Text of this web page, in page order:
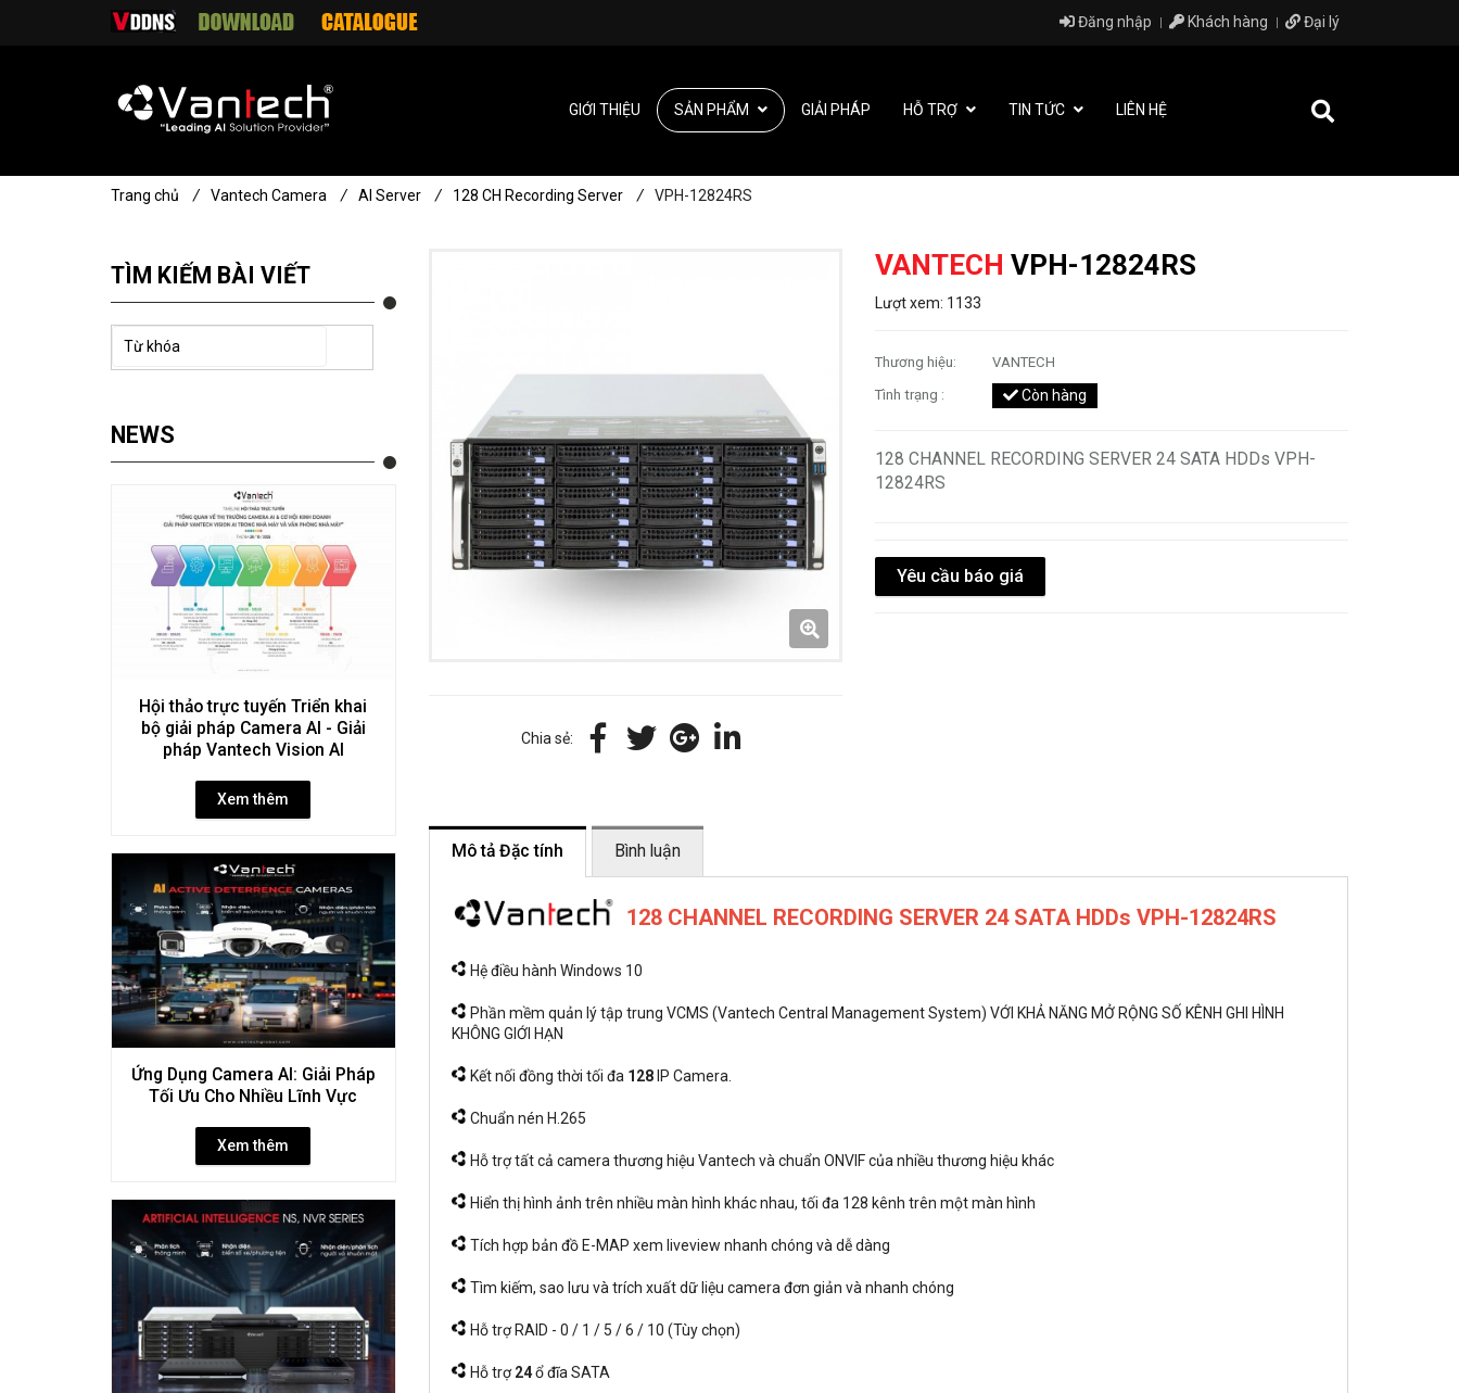
VANTECH VPH-12824RS
Lượt xem: 1133
Thương hiệu:
VANTECH
Tình trạng :
Còn hàng
128 CHANNEL RECORDING SERVER 24 SATA HDDs VPH-
12824RS
Yêu cầu báo giá
Chia sẻ:
Mô tả Đặc tính Bình luận
128 CHANNEL RECORDING SERVER 24 SATA HDDs VPH-12824RS
Hệ điều hành Windows 10
Phần mềm quản lý tập trung VCMS (Vantech Central Management System) VỚI KHẢ NĂNG MỞ RỘNG SỐ KÊNH GHI HÌNH
KHÔNG GIỚI HẠN
Kết nối đồng thời tối đa 128IP Camera.
Chuẩn nén H.265
Hỗ trợ tất cả camera thương hiệu Vantech và chuẩn ONVIF của nhiều thương hiệu khác
Hiển thị hình ảnh trên nhiều màn hình khác nhau, tối đa 128 kênh trên một màn hình
Tích hợp bản đồ E-MAP xem liveview nhanh chóng và dễ dàng
Tìm kiếm, sao lưu và trích xuất dữ liệu camera đơn giản và nhanh chóng
Hỗ trợ RAID - 0 / 1 / 5 / 6 / 10 (Tùy chọn)
Hỗ trợ24ổ đĩa SATA
TÌM KIẾM BÀI VIẾT
NEWS
Hội thảo trực tuyến Triển khai
bộ giải pháp Camera AI - Giải
pháp Vantech Vision AI
Xem thêm
Ứng Dụng Camera AI: Giải Pháp
Tối Ưu Cho Nhiều Lĩnh Vực
Xem thêm
Trang chủ / Vantech Camera / AI Server / 128 CH Recording Server / VPH-12824RS
Đăng nhập Khách hàng Đại lý
GIỚI THIỆU SẢN PHẨM GIẢI PHÁP HỖ TRỢ TIN TỨC LIÊN HỆ